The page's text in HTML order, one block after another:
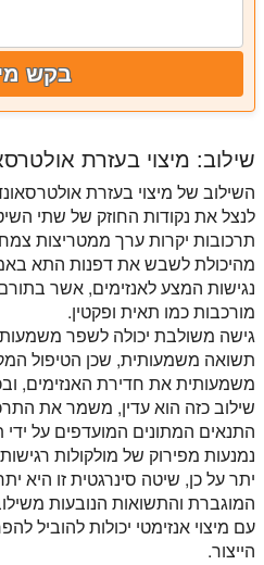
בקש
שילוב: מיצוי בעזרת
השילוב של מיצוי בעזרת
לנצל את נקודות החוזק של שתי
תרכובות יקרות ערך ממטריצות
מהיכולת לשבש את דפנות התא
נגישות המצע לאנזימים, אשר
מורכבות כמו תאית ופקטין.
גישה משולבת יכולה לשפר
תשואה משמעותית, שכן הטיפול
משמעותית את חדירת האנזימים,
שילוב כזה הוא עדין, משמר את
התנאים המתונים המועדפים על ידי
נמנעות מפירוק של מולקולות
יתר על כן, שיטה סינרגטית זו היא
המוגברת והתשואות הנובעות
עם מיצוי אנזימטי יכולות להוביל
הייצור.